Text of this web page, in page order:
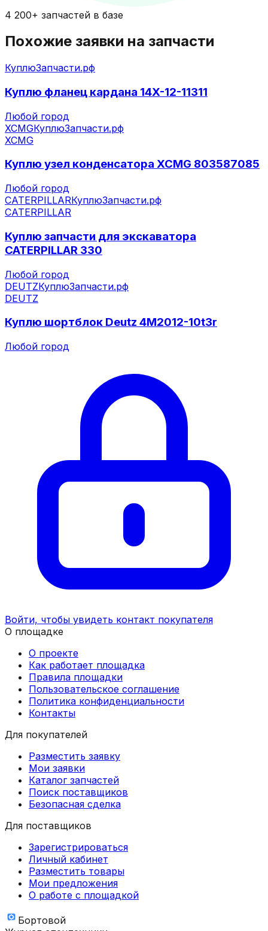
4 200+ запчастей в базе
Похожие заявки на запчасти
КуплюЗапчасти.рф
Куплю фланец кардана 14X-12-11311
Любой город
XCMGКуплюЗапчасти.рф
XCMG
Куплю узел конденсатора XCMG 803587085
Любой город
CATERPILLARКуплюЗапчасти.рф
CATERPILLAR
Куплю запчасти для экскаватора
CATERPILLAR 330
Любой город
DEUTZКуплюЗапчасти.рф
DEUTZ
Куплю шортблок Deutz 4M2012-10t3r
Любой город
Войти, чтобы увидеть контакт покупателя
О площадке
О проекте
Как работает площадка
Правила площадки
Пользовательское соглашение
Политика конфиденциальности
Контакты
Для покупателей
Разместить заявку
Мои заявки
Каталог запчастей
Поиск поставщиков
Безопасная сделка
Для поставщиков
Зарегистрироваться
Личный кабинет
Разместить товары
Мои предложения
О работе с площадкой
Бортовой